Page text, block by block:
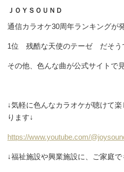
ＪＯＹＳＯＵＮＤ
通信カラオケ30周年ランキングが
1位 残酷な天使のテーゼ だそう
その他、色んな曲が公式サイトで
↓気軽に色んなカラオケが聴けて
ります↓
https://www.youtube.com/
↓福祉施設や興業施設に、ご家庭